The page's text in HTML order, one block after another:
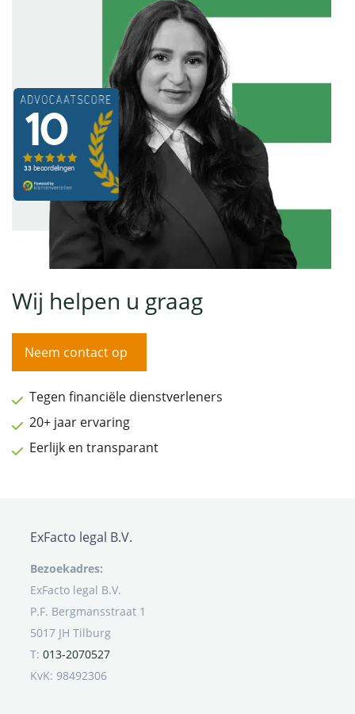
Wij helpen u graag
Neem contact op
Tegen financiële dienstverleners
20+ jaar ervaring
Eerlijk en transparant
ExFacto legal B.V.
Bezoekadres:
ExFacto legal B.V.
P.F. Bergmansstraat 1
5017 JH Tilburg
T: 013-2070527
KvK: 98492306